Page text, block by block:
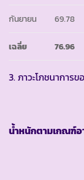
กันยายน 69.78
เฉลี่ย 76.96
3. ภาวะโภชนาการ
น้ำหนักตามเกณฑ์อ